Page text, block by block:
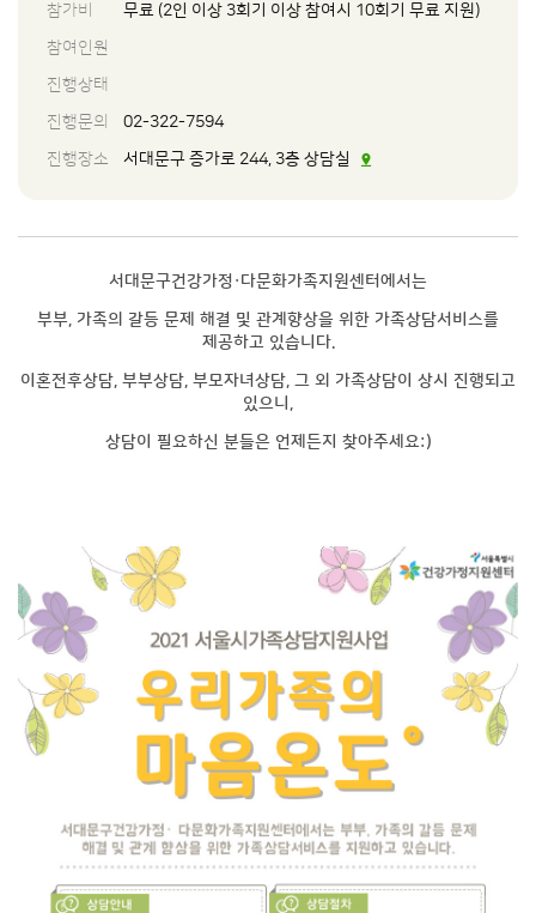
참가비
무료 (2인 이상 3회기 이상 참여시 10회기 무료 지원)
참여인원
진행상태
진행문의
02-322-7594
진행장소
서대문구 증가로 244, 3층 상담실
서대문구건강가정·다문화가족지원센터에서는
부부, 가족의 갈등 문제 해결 및 관계향상을 위한 가족상담서비스를
제공하고 있습니다.
이혼전후상담, 부부상담, 부모자녀상담, 그 외 가족상담이 상시 진행되고
있으니,
상담이 필요하신 분들은 언제든지 찾아주세요:)